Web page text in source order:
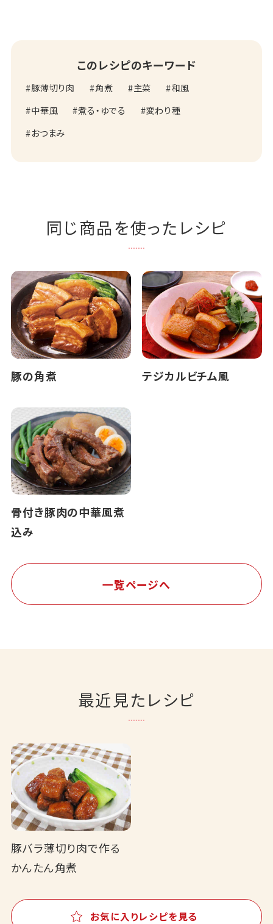
このレシピのキーワード
豚薄切り肉 角煮 主菜
和風
中華風
煮る・ゆでる
変わり種
おつまみ
同じ商品を使ったレシピ
豚の角煮 テジカルビチム風
骨付き豚肉の中華風煮
込み
一覧ページへ
最近見たレシピ
豚バラ薄切り肉で作る
かんたん角煮
お気に入りレシピを見る